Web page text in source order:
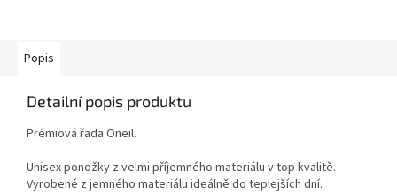
Popis
Detailní popis produktu
Prémiová řada Oneil.
Unisex ponožky z velmi příjemného materiálu v top kvalitě.
Vyrobené z jemného materiálu ideálně do teplejších dní.